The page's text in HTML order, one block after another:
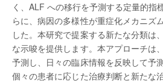
く、ALF への移行を予測する定量的指
らに、病因の多様性が重症化メカニズ
した。本研究で提案する新たな分類は
な示唆を提供します。本アプローチは
予測し、日々の臨床情報を反映して予
個々の患者に応じた治療判断と新たな